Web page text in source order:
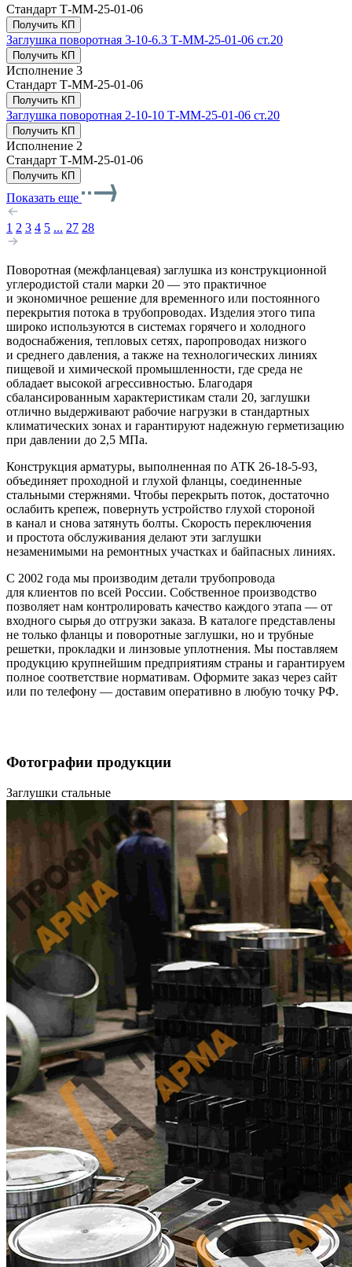
Стандарт Т-ММ-25-01-06
Получить КП
Заглушка поворотная 3-10-6.3 Т-ММ-25-01-06 ст.20
Получить КП
Исполнение 3
Стандарт Т-ММ-25-01-06
Получить КП
Заглушка поворотная 2-10-10 Т-ММ-25-01-06 ст.20
Получить КП
Исполнение 2
Стандарт Т-ММ-25-01-06
Получить КП
Показать еще
1 2 3 4 5 ... 27 28
Поворотная (межфланцевая) заглушка из конструкционной
углеродистой стали марки 20 — это практичное
и экономичное решение для временного или постоянного
перекрытия потока в трубопроводах. Изделия этого типа
широко используются в системах горячего и холодного
водоснабжения, тепловых сетях, паропроводах низкого
и среднего давления, а также на технологических линиях
пищевой и химической промышленности, где среда не
обладает высокой агрессивностью. Благодаря
сбалансированным характеристикам стали 20, заглушки
отлично выдерживают рабочие нагрузки в стандартных
климатических зонах и гарантируют надежную герметизацию
при давлении до 2,5 МПа.
Конструкция арматуры, выполненная по АТК 26-18-5-93,
объединяет проходной и глухой фланцы, соединенные
стальными стержнями. Чтобы перекрыть поток, достаточно
ослабить крепеж, повернуть устройство глухой стороной
в канал и снова затянуть болты. Скорость переключения
и простота обслуживания делают эти заглушки
незаменимыми на ремонтных участках и байпасных линиях.
С 2002 года мы производим детали трубопровода
для клиентов по всей России. Собственное производство
позволяет нам контролировать качество каждого этапа — от
входного сырья до отгрузки заказа. В каталоге представлены
не только фланцы и поворотные заглушки, но и трубные
решетки, прокладки и линзовые уплотнения. Мы поставляем
продукцию крупнейшим предприятиям страны и гарантируем
полное соответствие нормативам. Оформите заказ через сайт
или по телефону — доставим оперативно в любую точку РФ.
Фотографии продукции
Заглушки стальные